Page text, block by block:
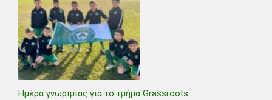
Ημέρα γνωριμίας για το τμήμα Grassroots